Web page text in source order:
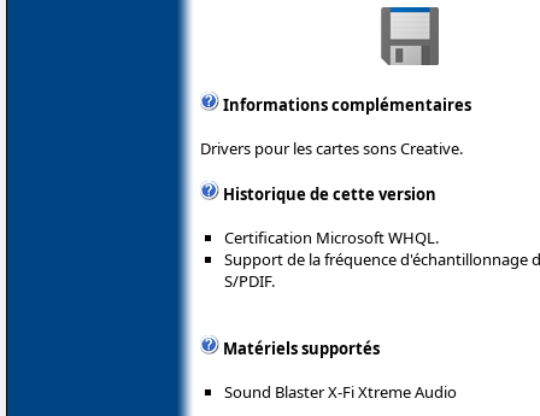
Informations complémentaires
Drivers pour les cartes sons Creative.
Historique de cette version
Certification Microsoft WHQL.
Support de la fréquence d'échantillonnage
S/PDIF.
Matériels supportés
Sound Blaster X-Fi Xtreme Audio